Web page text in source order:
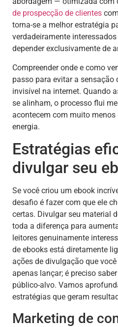
de prospecção de clientes
torna-se a melhor estratégia
verdadeiramente
depender exclusivamente de
Compreender onde e como
passo para evitar a sensação
invisível na internet. Quando
se alinham, o processo flui
acontecem com muito menos
energia.
Estratégias
divulgar seu
Se você criou um ebook
desafio é fazer com que ele
certas. Divulgar seu material
toda a diferença para
leitores genuinamente
de ebooks está diretamente
ações de divulgação que
apenas lançar; é preciso
público-alvo. Vamos
estratégias que geram
Marketing de